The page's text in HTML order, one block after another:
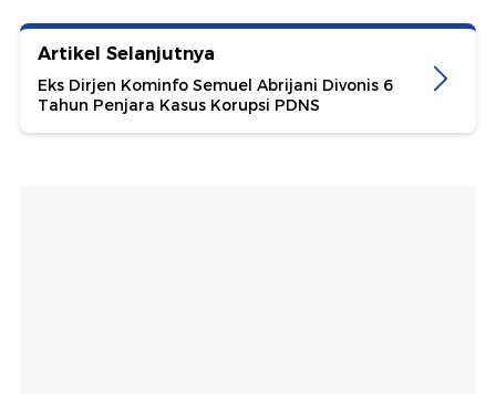
Artikel Selanjutnya
Eks Dirjen Kominfo Semuel Abrijani Divonis 6
Tahun Penjara Kasus Korupsi PDNS